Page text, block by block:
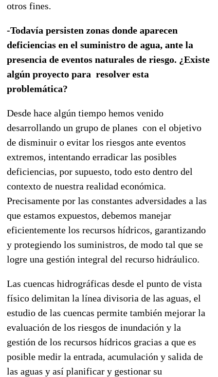
otros fines.
-Todavía persisten zonas donde aparecen
deficiencias en el suministro de agua, ante la
presencia de eventos naturales de riesgo. ¿Existe
algún proyecto para resolver esta
problemática?
Desde hace algún tiempo hemos venido
desarrollando un grupo de planes con el objetivo
de disminuir o evitar los riesgos ante eventos
extremos, intentando erradicar las posibles
deficiencias, por supuesto, todo esto dentro del
contexto de nuestra realidad económica.
Precisamente por las constantes adversidades a las
que estamos expuestos, debemos manejar
eficientemente los recursos hídricos, garantizando
y protegiendo los suministros, de modo tal que se
logre una gestión integral del recurso hidráulico.
Las cuencas hidrográficas desde el punto de vista
físico delimitan la línea divisoria de las aguas, el
estudio de las cuencas permite también mejorar la
evaluación de los riesgos de inundación y la
gestión de los recursos hídricos gracias a que es
posible medir la entrada, acumulación y salida de
las aguas y así planificar y gestionar su